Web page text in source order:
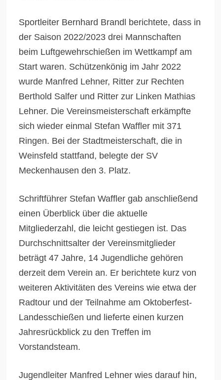
Sportleiter Bernhard Brandl berichtete, dass in
der Saison 2022/2023 drei Mannschaften
beim Luftgewehrschießen im Wettkampf am
Start waren. Schützenkönig im Jahr 2022
wurde Manfred Lehner, Ritter zur Rechten
Berthold Salfer und Ritter zur Linken Mathias
Lehner. Die Vereinsmeisterschaft erkämpfte
sich wieder einmal Stefan Waffler mit 371
Ringen. Bei der Stadtmeisterschaft, die in
Weinsfeld stattfand, belegte der SV
Meckenhausen den 3. Platz.
Schriftführer Stefan Waffler gab anschließend
einen Überblick über die aktuelle
Mitgliederzahl, die leicht gestiegen ist. Das
Durchschnittsalter der Vereinsmitglieder
beträgt 47 Jahre, 14 Jugendliche gehören
derzeit dem Verein an. Er berichtete kurz von
weiteren Aktivitäten des Vereins wie etwa der
Radtour und der Teilnahme am Oktoberfest-
Landesschießen und lieferte einen kurzen
Jahresrückblick zu den Treffen im
Vorstandsteam.
Jugendleiter Manfred Lehner wies darauf hin,